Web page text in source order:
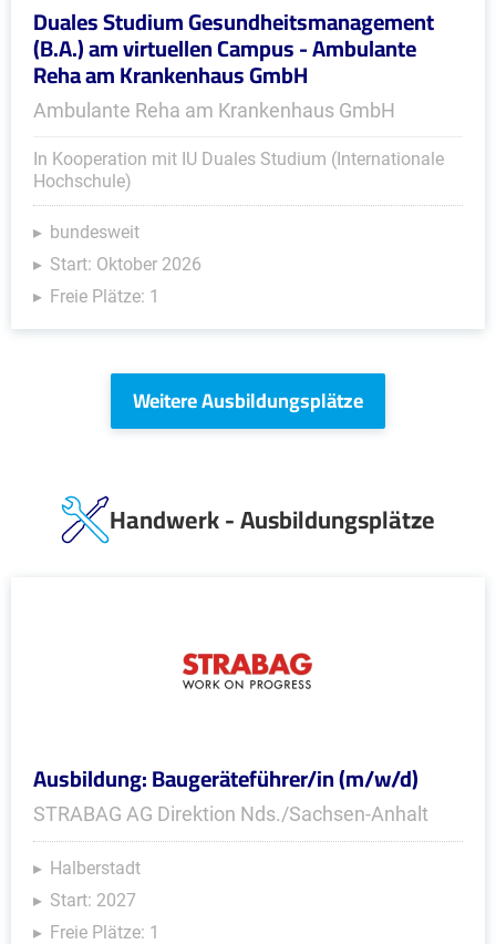
Duales Studium Gesundheitsmanagement
(B.A.) am virtuellen Campus - Ambulante
Reha am Krankenhaus GmbH
Ambulante Reha am Krankenhaus GmbH
In Kooperation mit IU Duales Studium (Internationale
Hochschule)
bundesweit
Start: Oktober 2026
Freie Plätze: 1
Weitere Ausbildungsplätze
Handwerk - Ausbildungsplätze
Ausbildung: Baugeräteführer/in (m/w/d)
STRABAG AG Direktion Nds./Sachsen-Anhalt
Halberstadt
Start: 2027
Freie Plätze: 1